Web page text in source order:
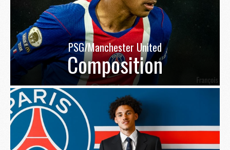
PSG/Manchester United
Composition